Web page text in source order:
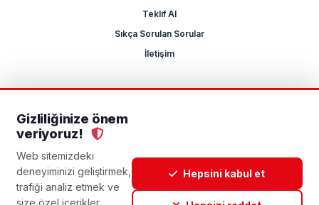
Gizliliğinize önem
veriyoruz!
Web sitemizdeki
deneyiminizi geliştirmek,
trafiği analiz etmek ve
size özel içerikler
Hepsini kabul et
Teklif Al
Sıkça Sorulan Sorular
İletişim
KVKKGizlilik Politikası